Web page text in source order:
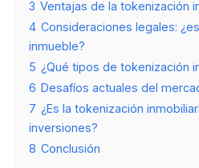
3 Ventajas de la tokenización
4 Consideraciones legales:
inmueble?
5 ¿Qué tipos de tokenización
6 Desafíos actuales del
7 ¿Es la tokenización
inversiones?
8 Conclusión